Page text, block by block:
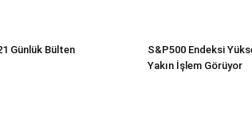
Günlük Bülten
S&P500 Endeksi
Yakın İşlem Görüyor